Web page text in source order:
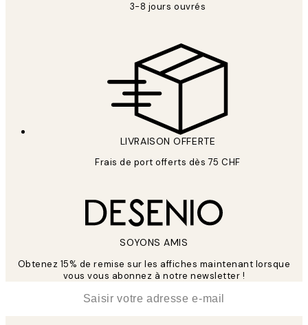
3-8 jours ouvrés
LIVRAISON OFFERTE
Frais de port offerts dès 75 CHF
SOYONS AMIS
Obtenez 15% de remise sur les affiches maintenant lorsque
vous vous abonnez à notre newsletter !